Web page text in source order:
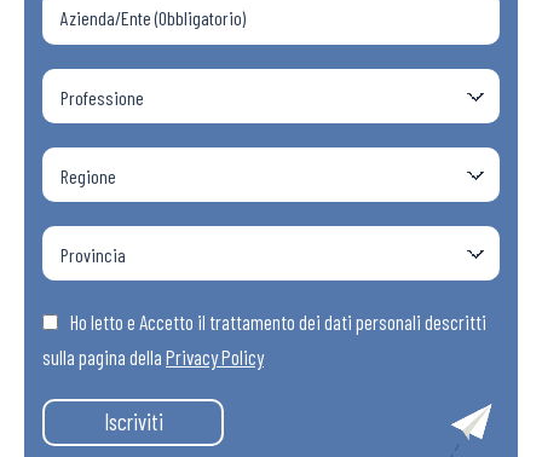
Ho letto e Accetto il trattamento dei dati personali descritti
sulla pagina della Privacy Policy
Iscriviti